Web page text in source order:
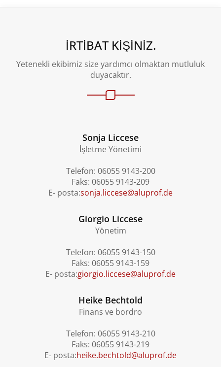
İRTIBAT KIŞINIZ.
Yetenekli ekibimiz size yardımcı olmaktan mutluluk
duyacaktır.
Sonja Liccese
İşletme Yönetimi
Telefon: 06055 9143-200
Faks: 06055 9143-209
E- posta:sonja.liccese@aluprof.de
Giorgio Liccese
Yönetim
Telefon: 06055 9143-150
Faks: 06055 9143-159
E- posta:giorgio.liccese@aluprof.de
Heike Bechtold
Finans ve bordro
Telefon: 06055 9143-210
Faks: 06055 9143-219
E- posta:heike.bechtold@aluprof.de